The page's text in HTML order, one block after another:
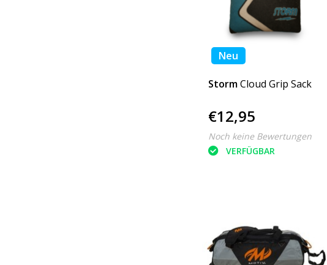
Neu
Storm Cloud Grip Sack
€12,95
Noch keine Bewertungen
VERFÜGBAR